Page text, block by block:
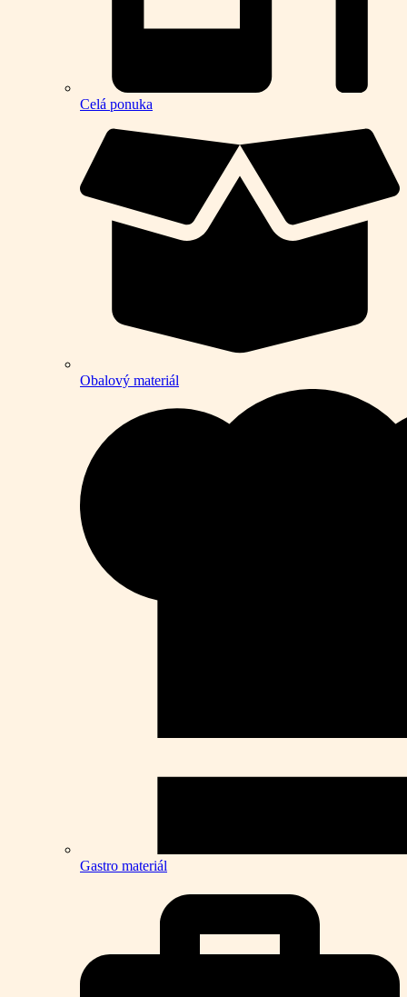
Celá ponuka
Obalový materiál
Gastro materiál